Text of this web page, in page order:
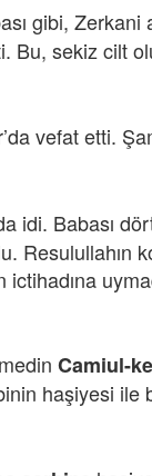
gibi,
Bu, sekiz cilt
vefat etti.
idi. Babası
Resulullahın
Camiul-
haşiyesi